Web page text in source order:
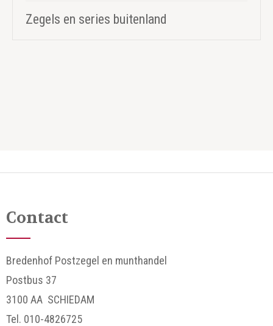
Zegels en series buitenland
Contact
Bredenhof Postzegel en munthandel
Postbus 37
3100 AA SCHIEDAM
Tel. 010-4826725